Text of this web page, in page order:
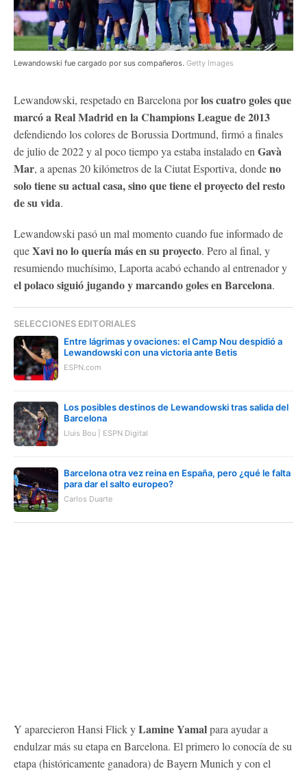
Lewandowski fue cargado por sus compañeros. Getty Images
Lewandowski, respetado en Barcelona porlos cuatro goles que
marcó a Real Madrid en la Champions League de 2013
defendiendo los colores de Borussia Dortmund, firmó a finales
de julio de 2022 y al poco tiempo ya estaba instalado en Gavà
Mar, a apenas 20 kilómetros de la Ciutat Esportiva, dondeno
solo tiene su actual casa, sino que tiene el proyecto del resto
de su vida.
Lewandowski pasó un mal momento cuando fue informado de
queXavi no lo quería más en su proyecto. Pero al final, y
resumiendo muchísimo, Laporta acabó echando al entrenador y
el polaco siguió jugando y marcando goles en Barcelona.
SELECCIONES EDITORIALES
Entre lágrimas y ovaciones: el Camp Nou despidió a
Lewandowski con una victoria ante Betis
ESPN.com
Los posibles destinos de Lewandowski tras salida del
Barcelona
Lluis Bou | ESPN Digital
Barcelona otra vez reina en España, pero ¿qué le falta
para dar el salto europeo?
Carlos Duarte
Y aparecieron Hansi Flick yLamine Yamalpara ayudar a
endulzar más su etapa en Barcelona. El primero lo conocía de su
etapa (históricamente ganadora) de Bayern Munich y con el